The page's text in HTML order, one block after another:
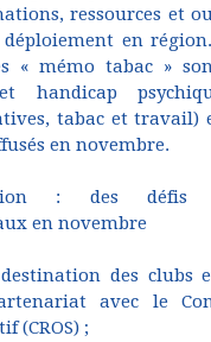
ressources et
en
« mémo tabac »
handicap
tabac et travail)
en novembre.
: des défis
en novembre
des clubs
avec le
(CROS) ;